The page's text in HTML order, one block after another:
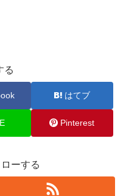
る
はてブ
Pinterest
ーする